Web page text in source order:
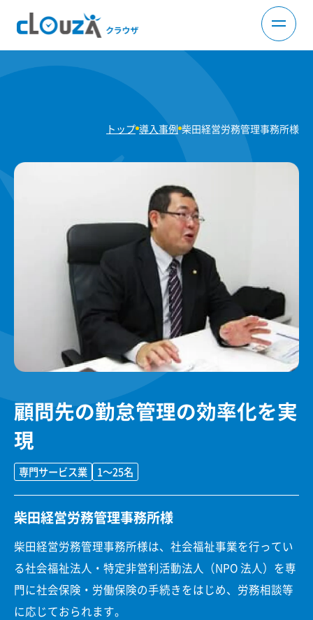
トップ 導入事例 柴田経営労務管理事務所様
顧問先の勤怠管理の効率化を実
現
専門サービス業 1〜25名
柴田経営労務管理事務所様
柴田経営労務管理事務所様は、社会福祉事業を行ってい
る社会福祉法人・特定非営利活動法人（NPO 法人）を専
門に社会保険・労働保険の手続きをはじめ、労務相談等
に応じておられます。